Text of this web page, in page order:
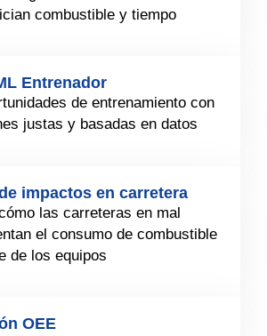
combustible y tiempo
Entrenador
de entrenamiento con
justas y basadas en datos
impactos en carretera
las carreteras en mal
el consumo de combustible
de los equipos
OEE